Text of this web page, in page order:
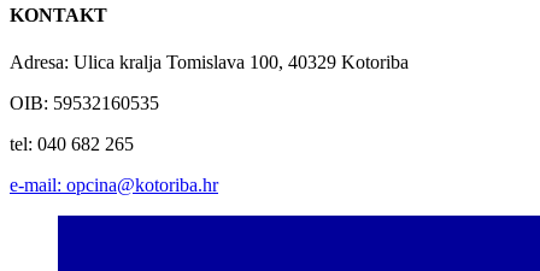
KONTAKT
Adresa: Ulica kralja Tomislava 100, 40329 Kotoriba
OIB: 59532160535
tel: 040 682 265
e-mail: opcina@kotoriba.hr